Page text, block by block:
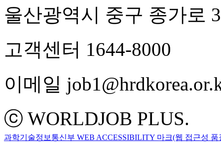
울산광역시 중구 종가로
고객센터 1644-8000
이메일
ⓒ WORLDJOB PLUS.
과학기술정보통신부 WEB ACCESSIBILITY 마크(웹 접근성 품